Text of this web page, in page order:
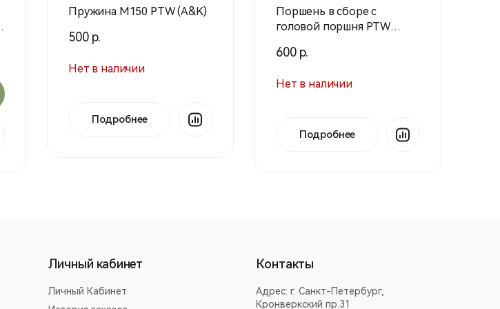
Пружина M150 PTW (A&K)
500 р.
Нет в наличии
Подробнее
Поршень в сборе с
головой поршня PTW
600 р.
Нет в наличии
Подробнее
Личный кабинет
Личный Кабинет
Контакты
Адрес:г. Санкт-Петербург,
Кронверкский пр.31